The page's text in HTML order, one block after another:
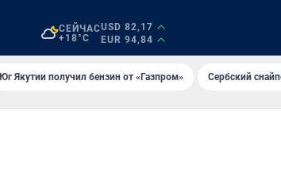
СЕЙЧАС
+18°C
USD 82,17
EUR 94,84
Юг Якутии получил бензин от «Газпром» Сербский